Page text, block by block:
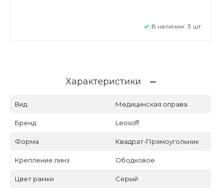
В наличии: 3 шт
Характеристики
Вид Медицинская оправа
Бренд Leosoff
Форма Квадрат-Прямоугольник
Крепление линз Ободковое
Цвет рамки Серый